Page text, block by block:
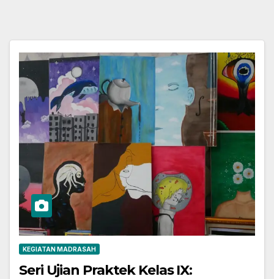
KEGIATAN MADRASAH
Seri Ujian Praktek Kelas IX: